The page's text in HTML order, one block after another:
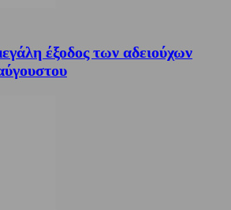
έξοδος των αδειούχων